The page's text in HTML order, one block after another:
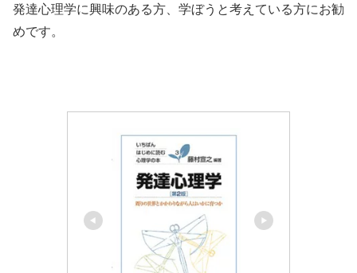
発達心理学に興味のある方、学ぼうと考えている方にお勧
めです。